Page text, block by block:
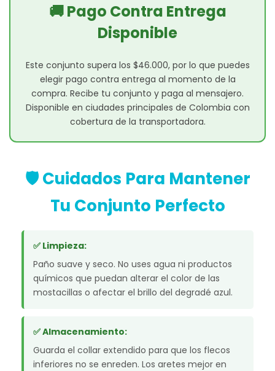
🚚 Pago Contra Entrega
Disponible
Este conjunto supera los $46.000, por lo que puedes
elegir pago contra entrega al momento de la
compra. Recibe tu conjunto y paga al mensajero.
Disponible en ciudades principales de Colombia con
cobertura de la transportadora.
🛡️ Cuidados Para Mantener
Tu Conjunto Perfecto
✅ Limpieza:
Paño suave y seco. No uses agua ni productos
químicos que puedan alterar el color de las
mostacillas o afectar el brillo del degradé azul.
✅ Almacenamiento:
Guarda el collar extendido para que los flecos
inferiores no se enreden. Los aretes mejor en